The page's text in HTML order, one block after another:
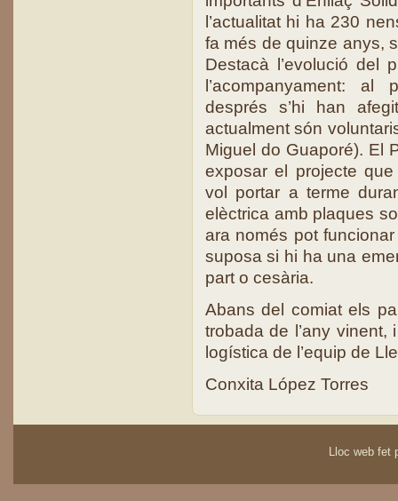
l’actualitat hi ha 230
fa més de quinze anys,
Destacà l’evolució del
l’acompanyament: al
després s’hi han
actualment són
Miguel do Guaporé). El
exposar el projecte
vol portar a terme
elèctrica amb plaques
ara només pot
suposa si hi ha una
part o cesària.
Abans del comiat els
trobada de l’any vinent,
logística de l’equip de
Conxita López Torres
Lloc web fet